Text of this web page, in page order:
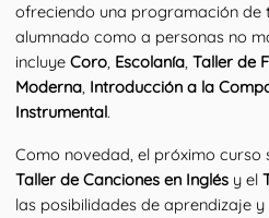
ofreciendo una programación de
alumnado como a personas no
incluye Coro, Escolanía, Taller de
Moderna, Introducción a la
Instrumental.
Taller de Canciones en Inglés y el
las posibilidades de aprendizaje